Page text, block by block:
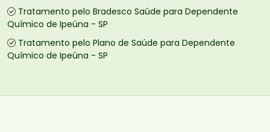
Tratamento pelo Bradesco Saúde para Dependente
Químico de Ipeúna - SP
Tratamento pelo Plano de Saúde para Dependente
Químico de Ipeúna - SP